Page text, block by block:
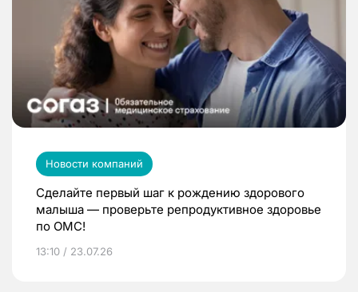
Новости компаний
Сделайте первый шаг к рождению здорового
малыша — проверьте репродуктивное здоровье
по ОМС!
13:10 / 23.07.26